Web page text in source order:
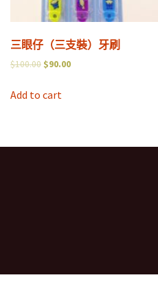
三眼仔（三支裝）牙刷
$100.00 $90.00
Add to cart